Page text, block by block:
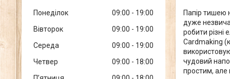
Папір тишею
дуже
робити різні
Cardmaking
чудовий
простим, але
Понеділок 09:00
19:00
Вівторок
09:00
19:00
Середа
09:00
19:00
Четвер
09:00
18:00